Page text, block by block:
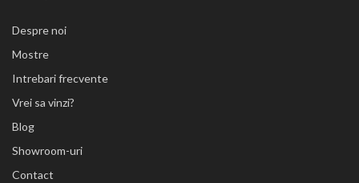
Despre noi
Mostre
Intrebari frecvente
Vrei sa vinzi?
Blog
Showroom-uri
Contact